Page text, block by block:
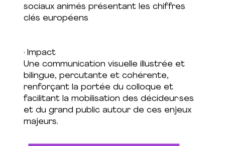
sociaux animés présentant les chiffres
clés européens
· Impact
Une communication visuelle illustrée et
bilingue, percutante et cohérente,
renforçant la portée du colloque et
facilitant la mobilisation des décideur·ses
et du grand public autour de ces enjeux
majeurs.